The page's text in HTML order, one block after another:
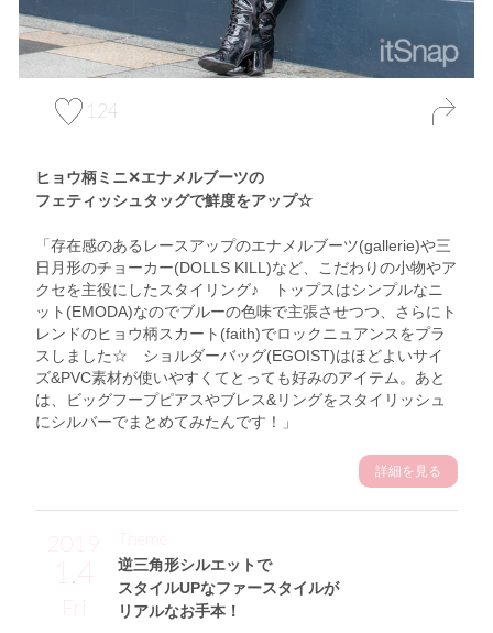
124
ヒョウ柄ミニ✕エナメルブーツの
フェティッシュタッグで鮮度をアップ☆
「存在感のあるレースアップのエナメルブーツ(gallerie)や三
日月形のチョーカー(DOLLS KILL)など、こだわりの小物やア
クセを主役にしたスタイリング♪ トップスはシンプルなニ
ット(EMODA)なのでブルーの色味で主張させつつ、さらにト
レンドのヒョウ柄スカート(faith)でロックニュアンスをプラ
スしました☆ ショルダーバッグ(EGOIST)はほどよいサイ
ズ&PVC素材が使いやすくてとっても好みのアイテム。あと
は、ビッグフープピアスやブレス&リングをスタイリッシュ
にシルバーでまとめてみたんです！」
詳細を見る
2019
1.4
Fri
逆三角形シルエットで
スタイルUPなファースタイルが
リアルなお手本！
Theme